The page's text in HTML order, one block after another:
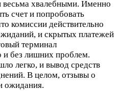
хвалебными. Именно
счет и попробовать
комиссии действительно
и скрытых платежей
терминал
и без лишних проблем.
легко, и вывод средств
В целом, отзывы о
ожидания.